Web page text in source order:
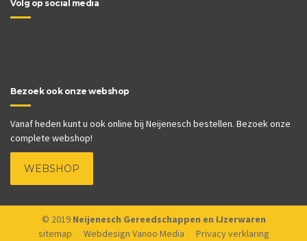
Volg op social media
Bezoek ook onze webshop
Vanaf heden kunt u ook online bij Neijenesch bestellen. Bezoek onze
complete webshop!
WEBSHOP
© 2019 Neijenesch Gereedschappen en IJzerwaren
sitemap
Webdesign Vanoo Media Privacy verklaring